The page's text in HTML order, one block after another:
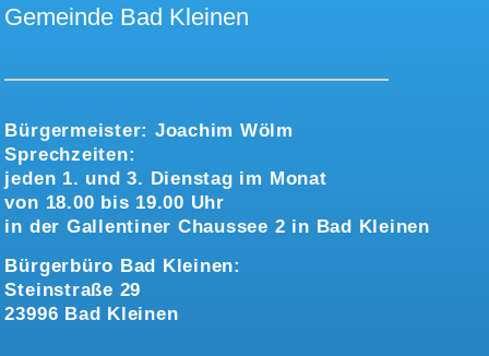
Gemeinde Bad Kleinen
Bürgermeister: Joachim Wölm
Sprechzeiten:
jeden 1. und 3. Dienstag im Monat
von 18.00 bis 19.00 Uhr
in der Gallentiner Chaussee 2 in Bad Kleinen
Bürgerbüro Bad Kleinen:
Steinstraße 29
23996 Bad Kleinen